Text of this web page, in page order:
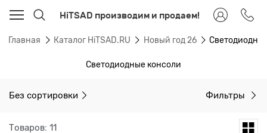
HiTSAD производим и продаем!
Главная Каталог HiTSAD.RU Новый год 26
Светодиодные консоли
Без сортировки Фильтры
Товаров: 11